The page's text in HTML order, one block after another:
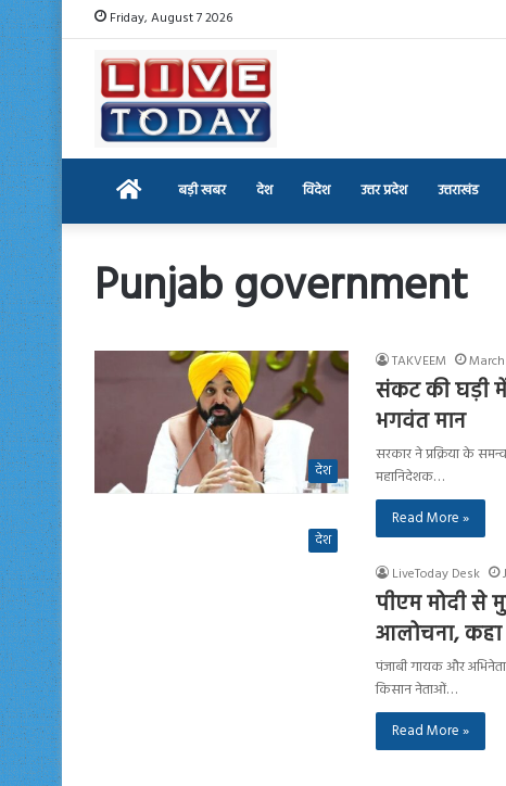
Friday, August 7 2026
Home बड़ी खबर देश विदेश उत्तर प्रदेश उत्तराखंड
Punjab government
देश
TAKVEEM
संकट की घड़ी
भगवंत मान
सरकार ने प्रक्रिया के
महानिदेशक…
Read More »
देश
LiveToday Desk
पीएम मोदी से
आलोचना, कहा
पंजाबी गायक और अभिनेता
किसान नेताओं…
Read More »